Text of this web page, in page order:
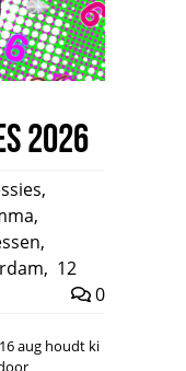
2026
,
,
,
, 12
0
aug houdt ki